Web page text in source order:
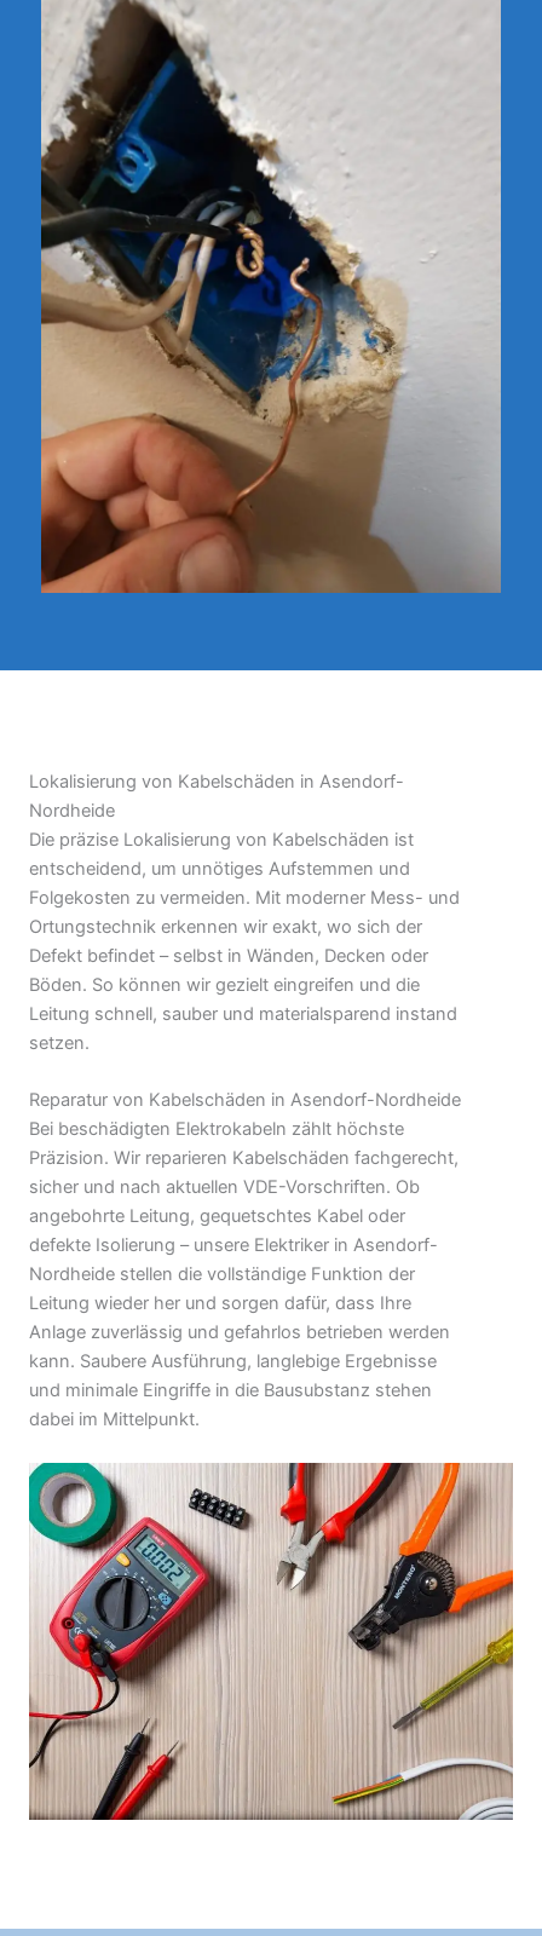
Lokalisierung von Kabelschäden in Asendorf-
Nordheide
Die präzise Lokalisierung von Kabelschäden ist
entscheidend, um unnötiges Aufstemmen und
Folgekosten zu vermeiden. Mit moderner Mess- und
Ortungstechnik erkennen wir exakt, wo sich der
Defekt befindet – selbst in Wänden, Decken oder
Böden. So können wir gezielt eingreifen und die
Leitung schnell, sauber und materialsparend instand
setzen.
Reparatur von Kabelschäden in Asendorf-Nordheide
Bei beschädigten Elektrokabeln zählt höchste
Präzision. Wir reparieren Kabelschäden fachgerecht,
sicher und nach aktuellen VDE-Vorschriften. Ob
angebohrte Leitung, gequetschtes Kabel oder
defekte Isolierung – unsere Elektriker in Asendorf-
Nordheide stellen die vollständige Funktion der
Leitung wieder her und sorgen dafür, dass Ihre
Anlage zuverlässig und gefahrlos betrieben werden
kann. Saubere Ausführung, langlebige Ergebnisse
und minimale Eingriffe in die Bausubstanz stehen
dabei im Mittelpunkt.